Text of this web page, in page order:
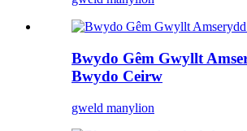
Bwydo Gêm Gwyllt
Bwydo Ceirw
gweld manylion